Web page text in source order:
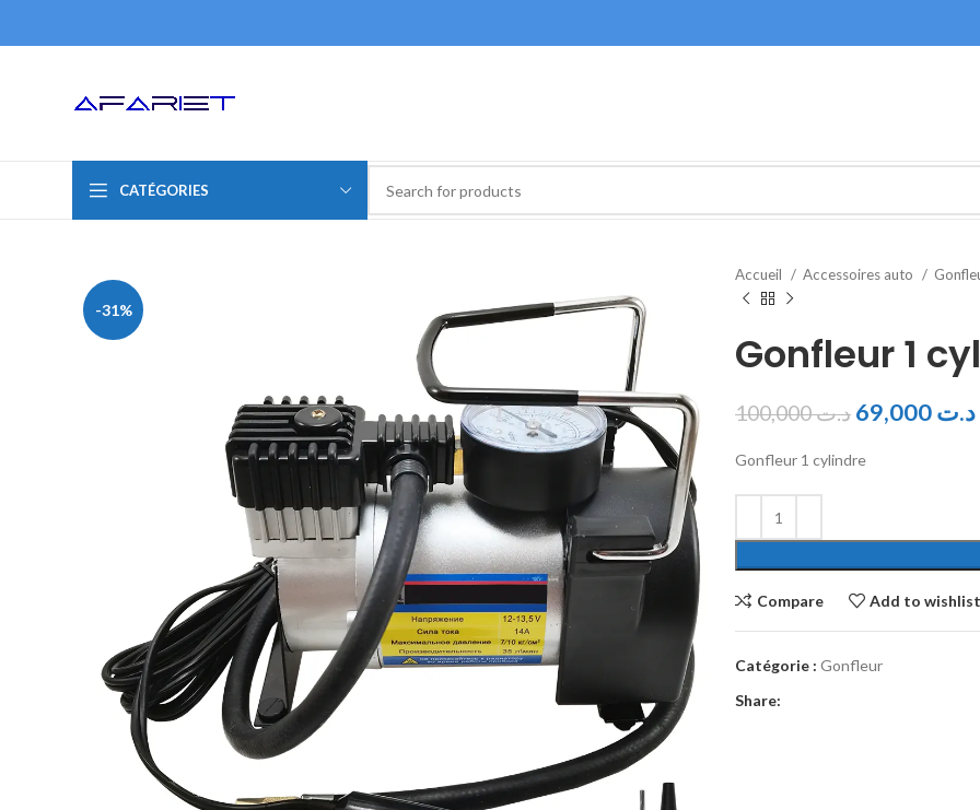
CATÉGORIES
-31%
Accueil Accessoires auto
Gonfleur 1
د.ت100,000 د.ت
Gonfleur 1 cylindre
Compare Add to wishlist
Catégorie : Gonfleur
Share: